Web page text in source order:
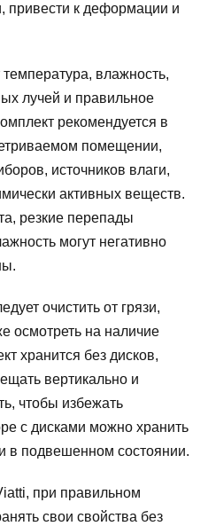
привести к деформации и
влажность,
лучей и правильное
рекомендуется в
помещении,
источников влаги,
активных веществ.
резкие перепады
могут негативно
очистить от грязи,
осмотреть на наличие
хранится без дисков,
вертикально и
чтобы избежать
с дисками можно хранить
в подвешенном состоянии.
при правильном
свои свойства без